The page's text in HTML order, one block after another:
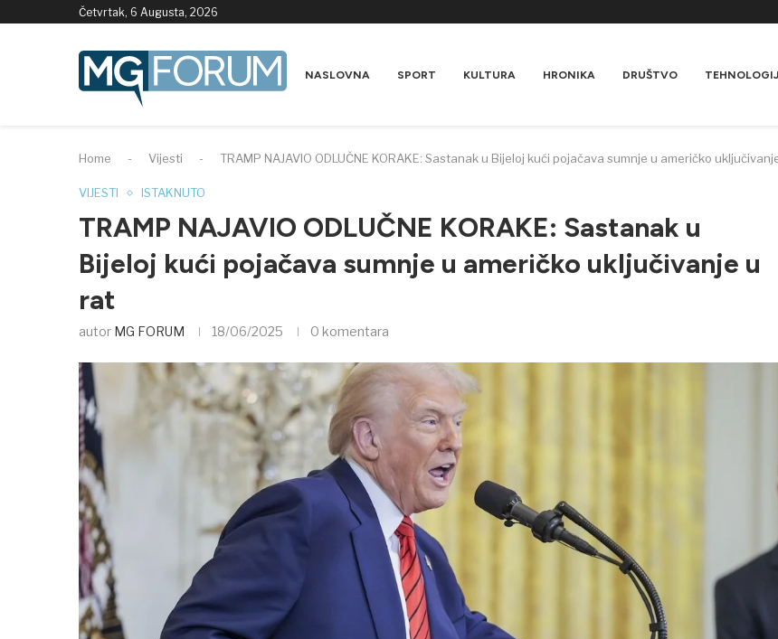
Četvrtak, 6 Augusta, 2026
NASLOVNA SPORT KULTURA HRONIKA DRUŠTVO
Home - Vijesti - TRAMP NAJAVIO ODLUČNE KORAKE: Sastanak u Bijeloj kući pojačava sumnje u američko
VIJESTI ISTAKNUTO
TRAMP NAJAVIO ODLUČNE KORAKE: Sastanak u
Bijeloj kući pojačava sumnje u američko uključivanje u
rat
autor MG FORUM 18/06/2025 0 komentara